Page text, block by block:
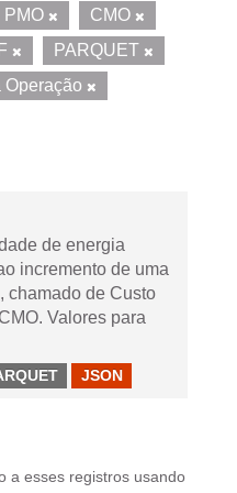
PMO
CMO
PARQUET
Operação
de energia
incremento de uma
chamado de Custo
Valores para
JSON
a esses registros usando